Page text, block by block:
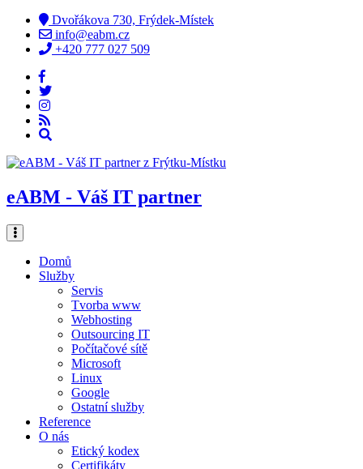
Dvořákova 730, Frýdek-Místek
info@eabm.cz
+420 777 027 509
eABM - Váš IT partner
Domů
Služby
Servis
Tvorba www
Webhosting
Outsourcing IT
Počítačové sítě
Microsoft
Linux
Google
Ostatní služby
Reference
O nás
Etický kodex
Certifikáty